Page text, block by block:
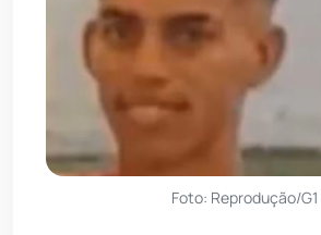
Foto: Reprodução/G1